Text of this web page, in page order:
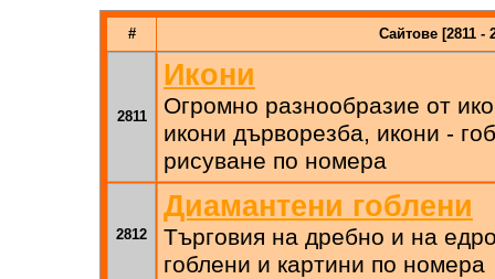
# Сайтове [2811 -
2811
Икони
Огромно разнообразие от
икони дърворезба, икони -
рисуване по номера
2812
Диамантени гоблени
Търговия на дребно и на
гоблени и картини по номера